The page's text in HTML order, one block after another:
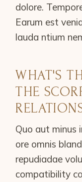
dolore.
Earum est
lauda ntium
WHAT'S
THE
Quo aut minus
ore omnis
repudiadae
compatibility